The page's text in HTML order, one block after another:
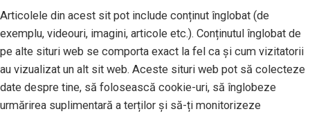
Articolele din acest sit pot include conținut înglobat (de
exemplu, videouri, imagini, articole etc.). Conținutul înglobat de
pe alte situri web se comporta exact la fel ca și cum vizitatorii
au vizualizat un alt sit web. Aceste situri web pot să colecteze
date despre tine, să folosească cookie-uri, să înglobeze
urmărirea suplimentară a terților și să-ți monitorizeze